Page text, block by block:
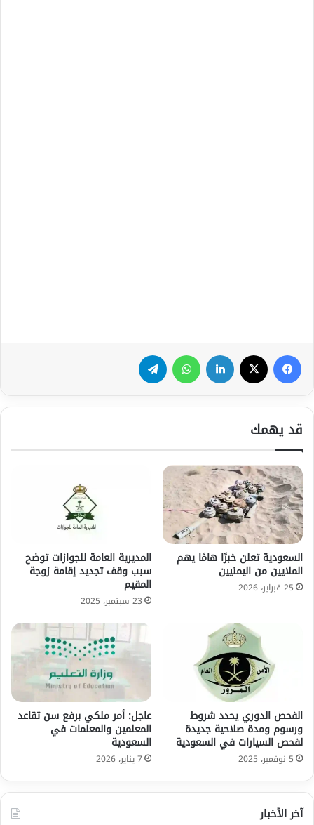
فيسبوك لينكدإن واتساب
قد يهمك
السعودية تعلن خبرًا هامًا يهم
الملايين من اليمنيين
25 فبراير، 2026
المديرية العامة للجوازات توضح
سبب وقف تجديد إقامة زوجة
المقيم
23 سبتمبر، 2025
الفحص الدوري يحدد شروط
ورسوم ومدة صلاحية جديدة
لفحص السيارات في السعودية
5 نوفمبر، 2025
عاجل: أمر ملكي برفع سن تقاعد
المعلمين والمعلمات في
السعودية
7 يناير، 2026
آخر الأخبار